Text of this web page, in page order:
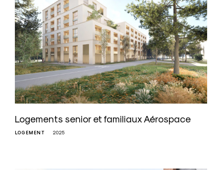
Logements senior et familiaux Aérospace
LOGEMENT 2025